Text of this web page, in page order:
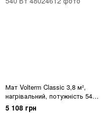
Мат Volterm Classic 3,8 м²,
нагрівальний, потужність 540
Вт
5 108 грн